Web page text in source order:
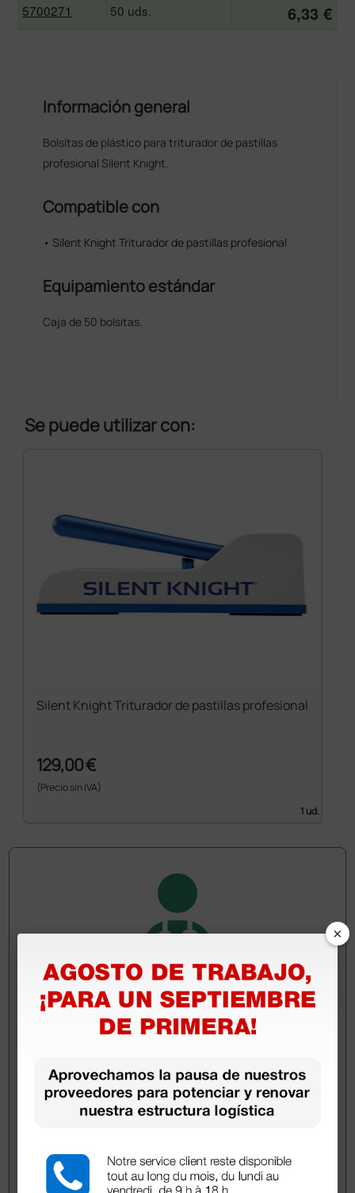
5700271 50 uds. 6,33 €
Información general
Bolsitas de plástico para triturador de pastillas
profesional Silent Knight.
Compatible con
• Silent Knight Triturador de pastillas profesional
Equipamiento estándar
Caja de 50 bolsitas.
Se puede utilizar con:
Silent Knight Triturador de pastillas profesional
129,00 €
(Precio sin IVA)
1 ud.
Pregúntale a un colega
¿Todavía tienes alguna duda? ¿Necesitas más
información?
han adquirido este producto.
×